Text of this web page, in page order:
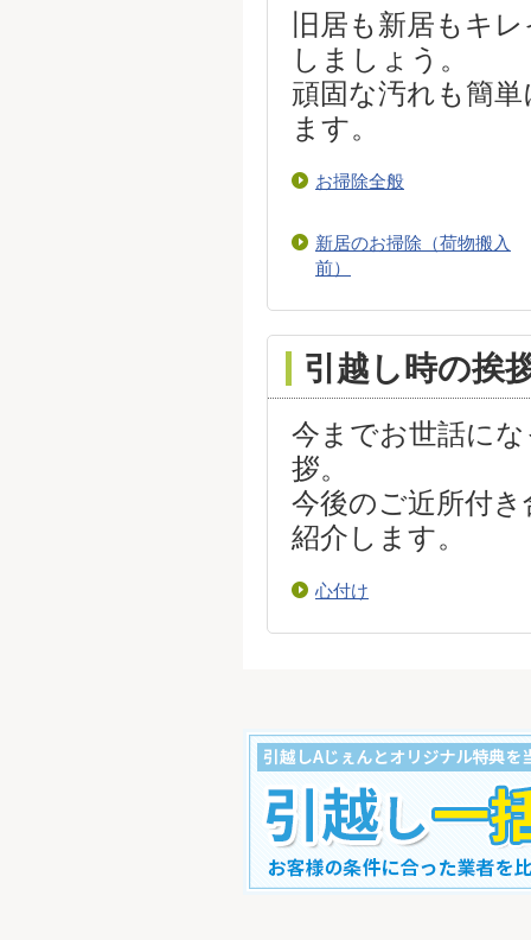
旧居も新居もキ
しましょう。
頑固な汚れも簡
ます。
お掃除全般
新居のお掃除（荷物搬入
前）
引越し時の挨
今までお世話に
拶。
今後のご近所付
紹介します。
心付け